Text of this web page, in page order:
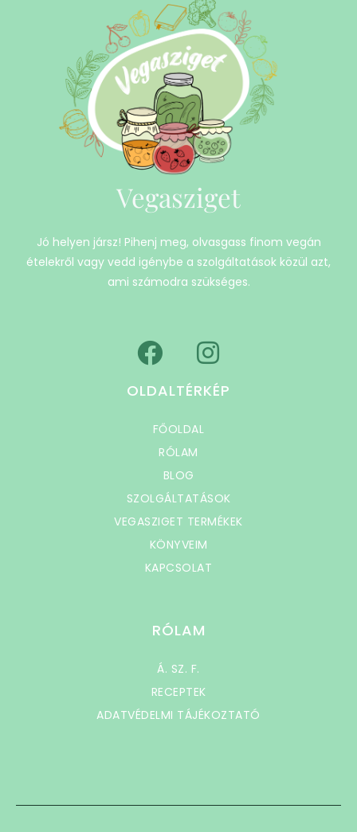
Vegasziget
Jó helyen jársz! Pihenj meg, olvasgass finom vegán
ételekről vagy vedd igénybe a szolgáltatások közül azt,
ami számodra szükséges.
OLDALTÉRKÉP
FŐOLDAL
RÓLAM
BLOG
SZOLGÁLTATÁSOK
VEGASZIGET TERMÉKEK
KÖNYVEIM
KAPCSOLAT
RÓLAM
Á. SZ. F.
RECEPTEK
ADATVÉDELMI TÁJÉKOZTATÓ